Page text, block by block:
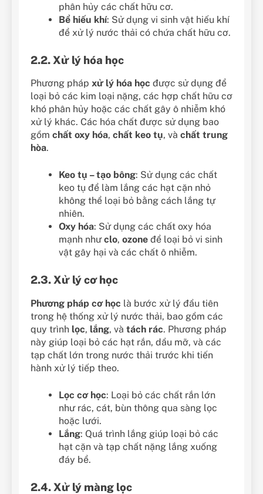
phân hủy các chất hữu cơ.
Bể hiếu khí: Sử dụng vi sinh vật hiếu khí
để xử lý nước thải có chứa chất hữu cơ.
2.2. Xử lý hóa học
Phương pháp xử lý hóa học được sử dụng để
loại bỏ các kim loại nặng, các hợp chất hữu cơ
khó phân hủy hoặc các chất gây ô nhiễm khó
xử lý khác. Các hóa chất được sử dụng bao
gồm chất oxy hóa, chất keo tụ, và chất trung
hòa.
Keo tụ – tạo bông: Sử dụng các chất
keo tụ để làm lắng các hạt cặn nhỏ
không thể loại bỏ bằng cách lắng tự
nhiên.
Oxy hóa: Sử dụng các chất oxy hóa
mạnh nhưclo, ozone để loại bỏ vi sinh
vật gây hại và các chất ô nhiễm.
2.3. Xử lý cơ học
Phương pháp cơ học là bước xử lý đầu tiên
trong hệ thống xử lý nước thải, bao gồm các
quy trình lọc, lắng, và tách rác. Phương pháp
này giúp loại bỏ các hạt rắn, dầu mỡ, và các
tạp chất lớn trong nước thải trước khi tiến
hành xử lý tiếp theo.
Lọc cơ học: Loại bỏ các chất rắn lớn
như rác, cát, bùn thông qua sàng lọc
hoặc lưới.
Lắng: Quá trình lắng giúp loại bỏ các
hạt cặn và tạp chất nặng lắng xuống
đáy bể.
2.4. Xử lý màng lọc